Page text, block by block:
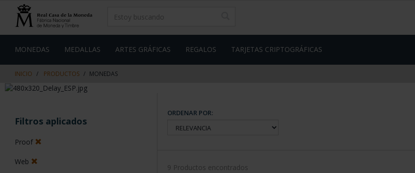
contenido
de
MONEDAS MEDALLAS ARTES GRÁFICAS REGALOS TARJETAS CRIPTOGRÁFICAS
INICIO PRODUCTOS MONEDAS
Filtros aplicados
Proof
Web
ORDENAR POR:
9 Productos encontrados